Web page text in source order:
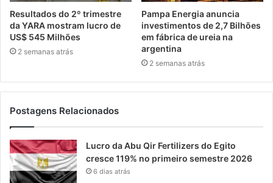
Resultados do 2º trimestre
da YARA mostram lucro de
US$ 545 Milhões
2 semanas atrás
Pampa Energia anuncia
investimentos de 2,7 Bilhões
em fábrica de ureia na
argentina
2 semanas atrás
Postagens Relacionados
Lucro da Abu Qir Fertilizers do Egito
cresce 119% no primeiro semestre 2026
6 dias atrás